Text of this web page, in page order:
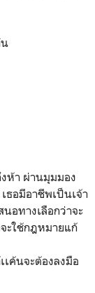
ห้า ผ่านมุมมอง
ธอมีอาชีพเป็นเจ้า
อทางเลือกว่าจะ
ะใช้กฎหมายแก้
ค้นจะต้องลงมือ